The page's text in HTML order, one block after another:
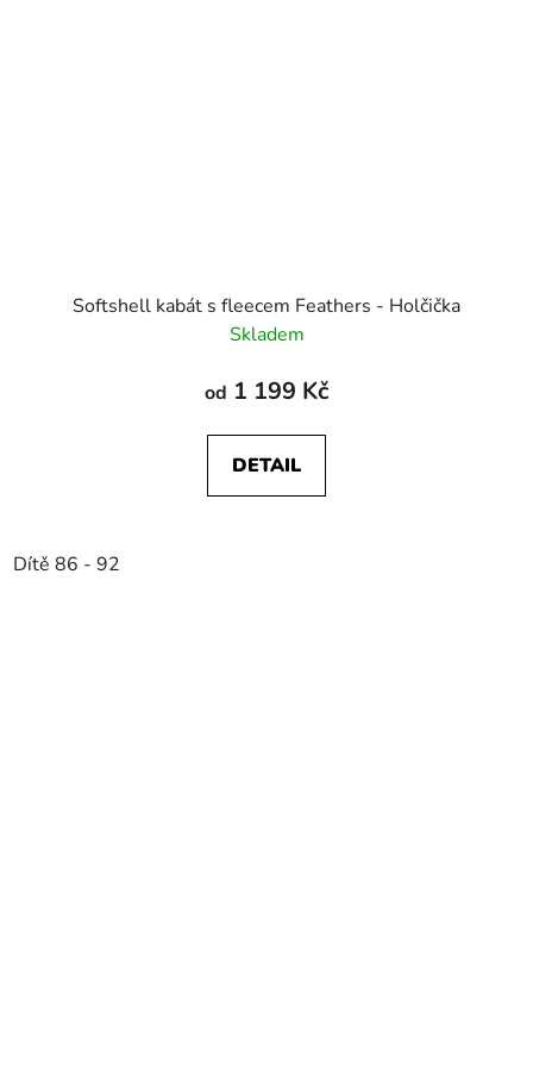
Softshell kabát s fleecem Feathers - Holčička
Skladem
od 1 199 Kč
DETAIL
Dítě 86 - 92